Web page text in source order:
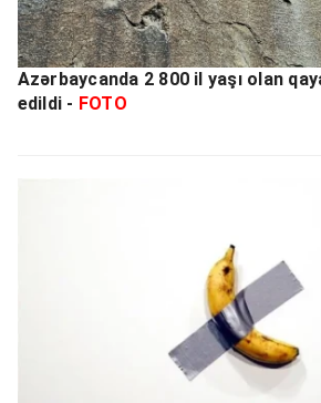
Azərbaycanda 2 800 il yaşı olan
edildi - FOTO